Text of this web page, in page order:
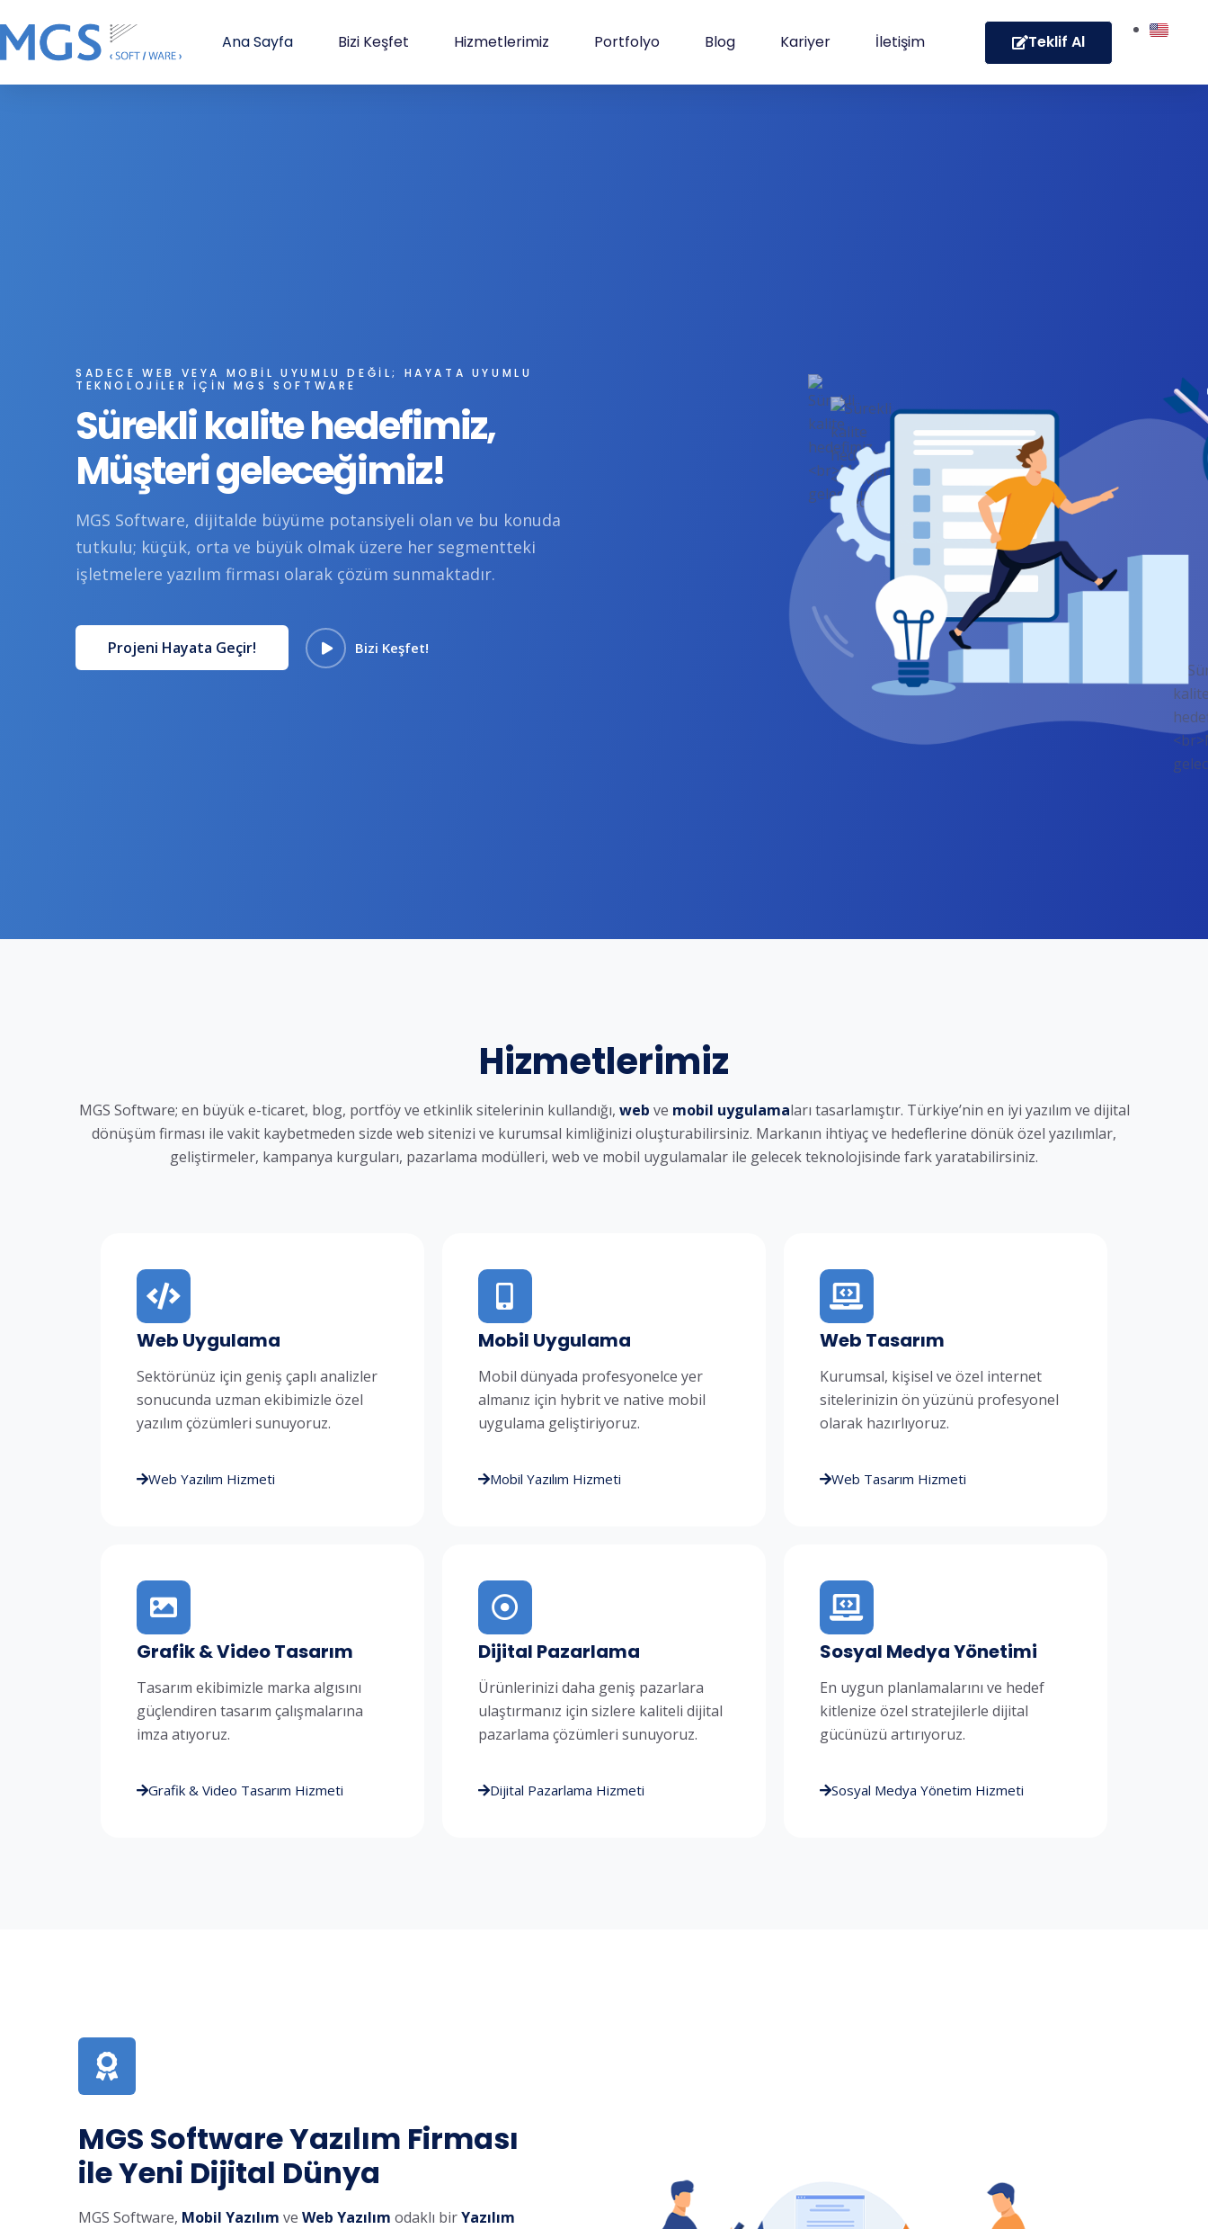
Ana Sayfa Bizi Keşfet Hizmetlerimiz Portfolyo Blog Kariyer İletişim Teklif Al
SADECE WEB VEYA MOBIL UYUMLU DEĞIL; HAYATA UYUMLU
TEKNOLOJILER IÇIN MGS SOFTWARE
Sürekli kalite hedefimiz,
Müşteri geleceğimiz!
MGS Software, dijitalde büyüme potansiyeli olan ve bu konuda
tutkulu; küçük, orta ve büyük olmak üzere her segmentteki
işletmelere yazılım firması olarak çözüm sunmaktadır.
Projeni Hayata Geçir! Bizi Keşfet!
Hizmetlerimiz
MGS Software; en büyük e-ticaret, blog, portföy ve etkinlik sitelerinin kullandığı, web ve mobil uygulamaları tasarlamıştır. Türkiye’nin en iyi yazılım ve dijital
dönüşüm firması ile vakit kaybetmeden sizde web sitenizi ve kurumsal kimliğinizi oluşturabilirsiniz. Markanın ihtiyaç ve hedeflerine dönük özel yazılımlar,
geliştirmeler, kampanya kurguları, pazarlama modülleri, web ve mobil uygulamalar ile gelecek teknolojisinde fark yaratabilirsiniz.
Web Uygulama
Sektörünüz için geniş çaplı analizler
sonucunda uzman ekibimizle özel
yazılım çözümleri sunuyoruz.
Web Yazılım Hizmeti
Mobil Uygulama
Mobil dünyada profesyonelce yer
almanız için hybrit ve native mobil
uygulama geliştiriyoruz.
Mobil Yazılım Hizmeti
Web Tasarım
Kurumsal, kişisel ve özel internet
sitelerinizin ön yüzünü profesyonel
olarak hazırlıyoruz.
Web Tasarım Hizmeti
Grafik & Video Tasarım
Tasarım ekibimizle marka algısını
güçlendiren tasarım çalışmalarına
imza atıyoruz.
Grafik & Video Tasarım Hizmeti
Dijital Pazarlama
Ürünlerinizi daha geniş pazarlara
ulaştırmanız için sizlere kaliteli dijital
pazarlama çözümleri sunuyoruz.
Dijital Pazarlama Hizmeti
Sosyal Medya Yönetimi
En uygun planlamalarını ve hedef
kitlenize özel stratejilerle dijital
gücünüzü artırıyoruz.
Sosyal Medya Yönetim Hizmeti
MGS Software Yazılım Firması
ile Yeni Dijital Dünya
MGS Software, Mobil Yazılım ve Web Yazılım odaklı birYazılım